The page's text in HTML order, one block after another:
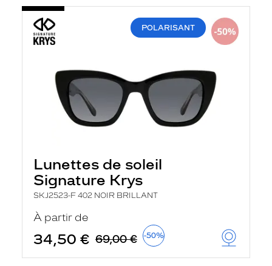
POLARISANT
Lunettes de soleil
Signature Krys
SKJ2523-F 402 NOIR BRILLANT
À partir de
34,50 € 69,00 € -50%